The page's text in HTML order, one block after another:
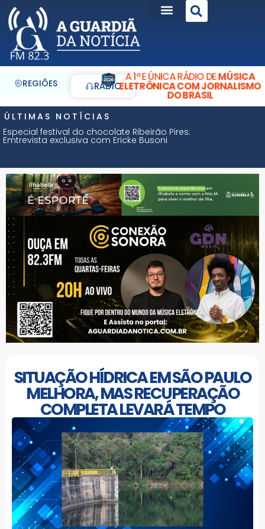
REGIÕES RÁDIO
A 1ª E ÚNICA RÁDIO DEMÚSICA
ELETRÔNICA COM JORNALISMO
DO BRASIL
ÚLTIMAS NOTÍCIAS
Especial festival do chocolate Ribeirão Pires:
Emtrevista exclusiva com Ericke Busoni
SITUAÇÃO HÍDRICA EM SÃO PAULO
MELHORA, MAS RECUPERAÇÃO
COMPLETA LEVARÁ TEMPO